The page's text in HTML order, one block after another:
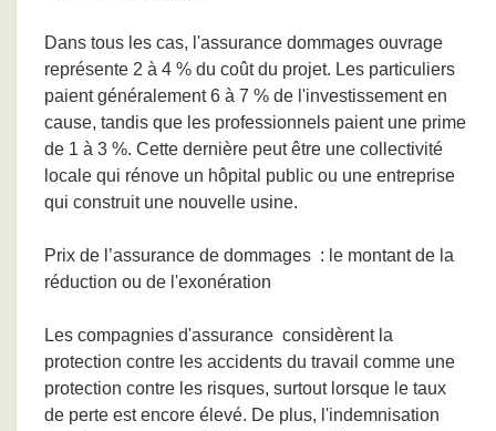
Dans tous les cas, l'assurance dommages ouvrage
représente 2 à 4 % du coût du projet. Les particuliers
paient généralement 6 à 7 % de l'investissement en
cause, tandis que les professionnels paient une prime
de 1 à 3 %. Cette dernière peut être une collectivité
locale qui rénove un hôpital public ou une entreprise
qui construit une nouvelle usine.
Prix de l’assurance de dommages : le montant de la
réduction ou de l'exonération
Les compagnies d'assurance considèrent la
protection contre les accidents du travail comme une
protection contre les risques, surtout lorsque le taux
de perte est encore élevé. De plus, l'indemnisation